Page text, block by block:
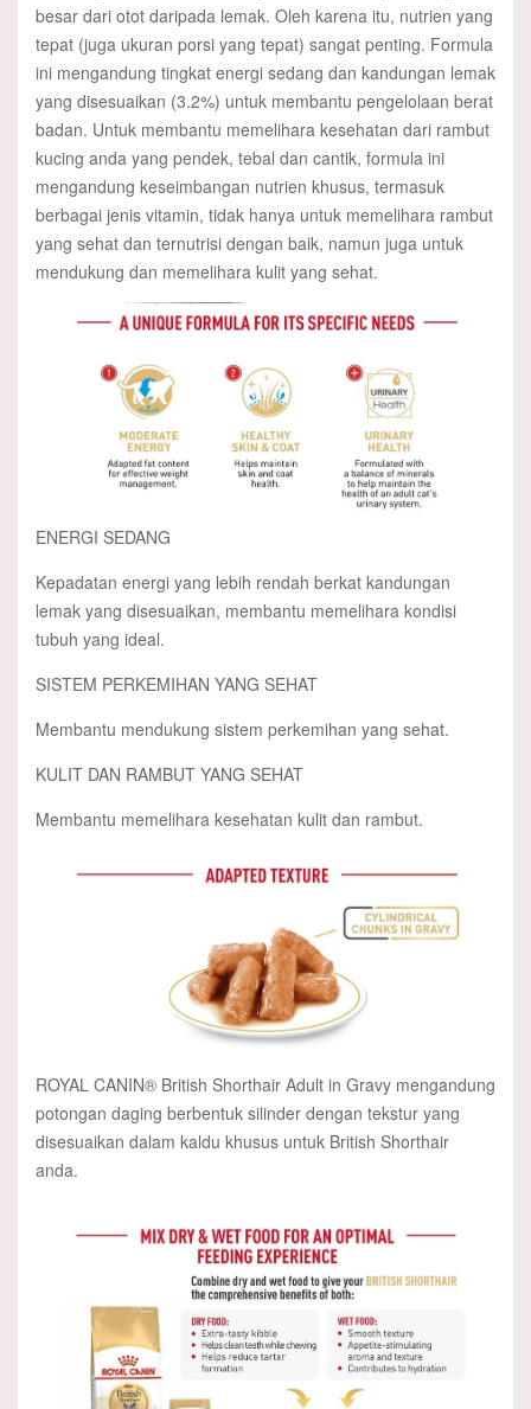
besar dari otot daripada lemak. Oleh karena itu, nutrien yang
tepat (juga ukuran porsi yang tepat) sangat penting. Formula
ini mengandung tingkat energi sedang dan kandungan lemak
yang disesuaikan (3.2%) untuk membantu pengelolaan berat
badan. Untuk membantu memelihara kesehatan dari rambut
kucing anda yang pendek, tebal dan cantik, formula ini
mengandung keseimbangan nutrien khusus, termasuk
berbagai jenis vitamin, tidak hanya untuk memelihara rambut
yang sehat dan ternutrisi dengan baik, namun juga untuk
mendukung dan memelihara kulit yang sehat.
ENERGI SEDANG
Kepadatan energi yang lebih rendah berkat kandungan
lemak yang disesuaikan, membantu memelihara kondisi
tubuh yang ideal.
SISTEM PERKEMIHAN YANG SEHAT
Membantu mendukung sistem perkemihan yang sehat.
KULIT DAN RAMBUT YANG SEHAT
Membantu memelihara kesehatan kulit dan rambut.
ROYAL CANIN® British Shorthair Adult in Gravy mengandung
potongan daging berbentuk silinder dengan tekstur yang
disesuaikan dalam kaldu khusus untuk British Shorthair
anda.